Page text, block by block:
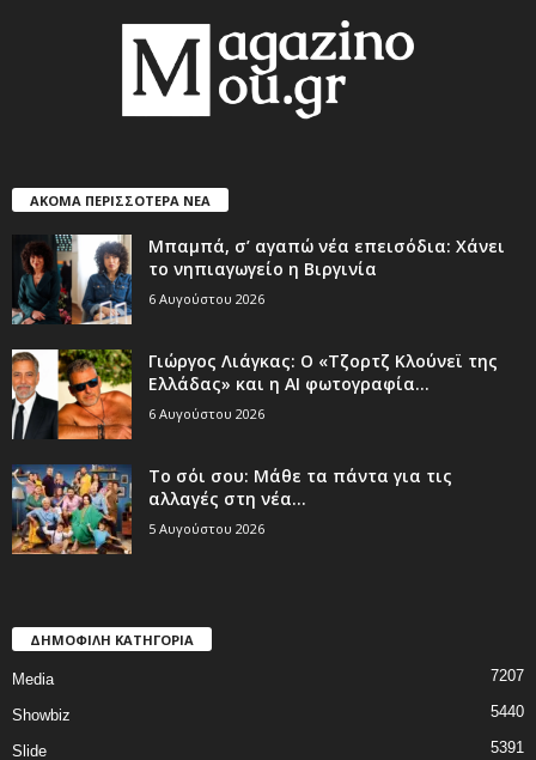
ΑΚΟΜΑ ΠΕΡΙΣΣΟΤΕΡΑ ΝΕΑ
Μπαμπά, σ’ αγαπώ νέα επεισόδια: Χάνει
το νηπιαγωγείο η Βιργινία
6 Αυγούστου 2026
Γιώργος Λιάγκας: Ο «Τζορτζ Κλούνεϊ της
Ελλάδας» και η AI φωτογραφία...
6 Αυγούστου 2026
Το σόι σου: Μάθε τα πάντα για τις
αλλαγές στη νέα...
5 Αυγούστου 2026
ΔΗΜΟΦΙΛΗ ΚΑΤΗΓΟΡΙΑ
Media 7207
Showbiz 5440
Slide 5391